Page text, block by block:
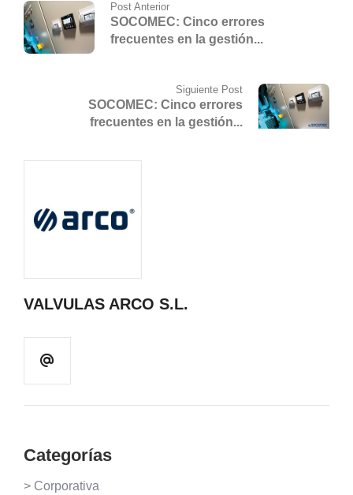
Post Anterior
SOCOMEC: Cinco errores
frecuentes en la gestión...
Siguiente Post
SOCOMEC: Cinco errores
frecuentes en la gestión...
VALVULAS ARCO S.L.
Categorías
> Corporativa